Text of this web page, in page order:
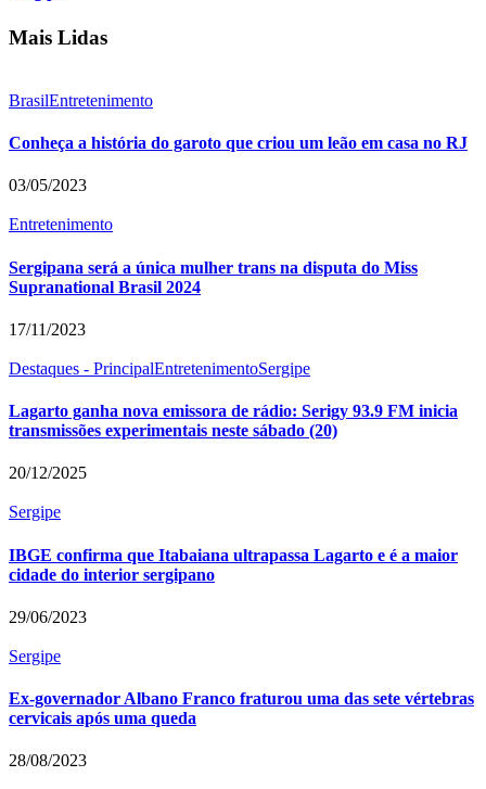
Mais Lidas
BrasilEntretenimento
Conheça a história do garoto que criou um leão em casa no RJ
03/05/2023
Entretenimento
Sergipana será a única mulher trans na disputa do Miss
Supranational Brasil 2024
17/11/2023
Destaques - PrincipalEntretenimentoSergipe
Lagarto ganha nova emissora de rádio: Serigy 93.9 FM inicia
transmissões experimentais neste sábado (20)
20/12/2025
Sergipe
IBGE confirma que Itabaiana ultrapassa Lagarto e é a maior
cidade do interior sergipano
29/06/2023
Sergipe
Ex-governador Albano Franco fraturou uma das sete vértebras
cervicais após uma queda
28/08/2023